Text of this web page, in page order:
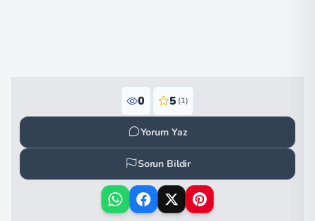
0 5 (1)
Yorum Yaz
Sorun Bildir